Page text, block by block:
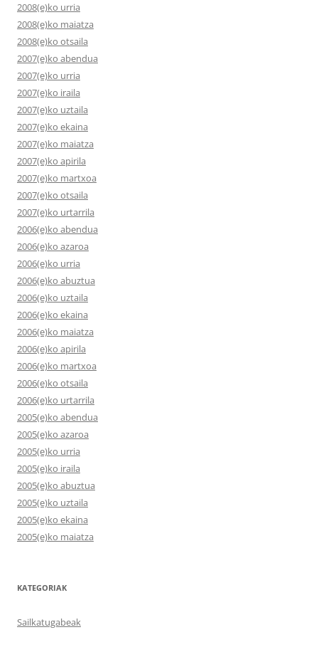
2008(e)ko urria
2008(e)ko maiatza
2008(e)ko otsaila
2007(e)ko abendua
2007(e)ko urria
2007(e)ko iraila
2007(e)ko uztaila
2007(e)ko ekaina
2007(e)ko maiatza
2007(e)ko apirila
2007(e)ko martxoa
2007(e)ko otsaila
2007(e)ko urtarrila
2006(e)ko abendua
2006(e)ko azaroa
2006(e)ko urria
2006(e)ko abuztua
2006(e)ko uztaila
2006(e)ko ekaina
2006(e)ko maiatza
2006(e)ko apirila
2006(e)ko martxoa
2006(e)ko otsaila
2006(e)ko urtarrila
2005(e)ko abendua
2005(e)ko azaroa
2005(e)ko urria
2005(e)ko iraila
2005(e)ko abuztua
2005(e)ko uztaila
2005(e)ko ekaina
2005(e)ko maiatza
KATEGORIAK
Sailkatugabeak